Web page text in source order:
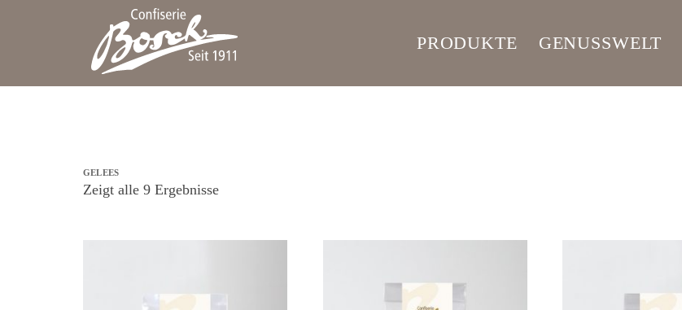
PRODUKTE GENUSSWELT
GELEES
Zeigt alle 9 Ergebnisse